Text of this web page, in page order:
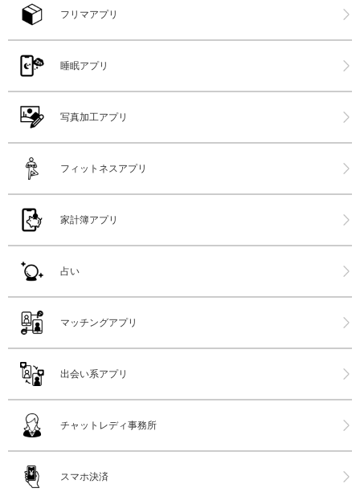
フリマアプリ
睡眠アプリ
写真加工アプリ
フィットネスアプリ
家計簿アプリ
占い
マッチングアプリ
出会い系アプリ
チャットレディ事務所
スマホ決済